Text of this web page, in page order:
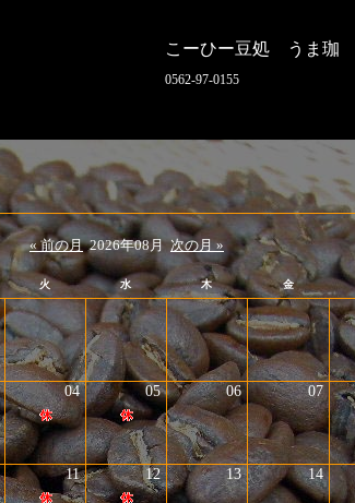
こーひー豆処 うま珈
0562-97-0155
« 前の月2026年08月次の月 »
火 水 木 金
04 05 06 07
11 12 13 14